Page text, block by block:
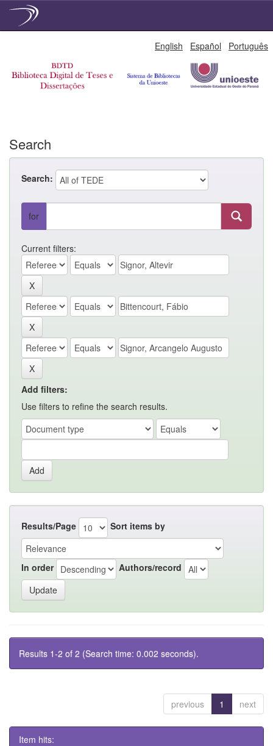
English Español Português
Search
Search:
for
Current filters:
Add filters:
Use filters to refine the search results.
Results/Page Sort items by
In order Authors/record
Results 1-2 of 2 (Search time: 0.002 seconds).
previous 1 next
Item hits: